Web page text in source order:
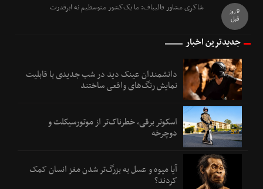
شاکری مشاور قالیباف: ما یک‌کشور متوسطیم نه ابرقدرت
9 روز
قبل
جدیدترین اخبار
دانشمندان عینک دید در شب جدیدی با قابلیت
نمایش رنگ‌های واقعی ساختند
اسکوتر برقی، خطرناک‌تر از موتورسیکلت و
دوچرخه
آیا میوه و عسل به بزرگ‌تر شدن مغز انسان کمک
کردند؟